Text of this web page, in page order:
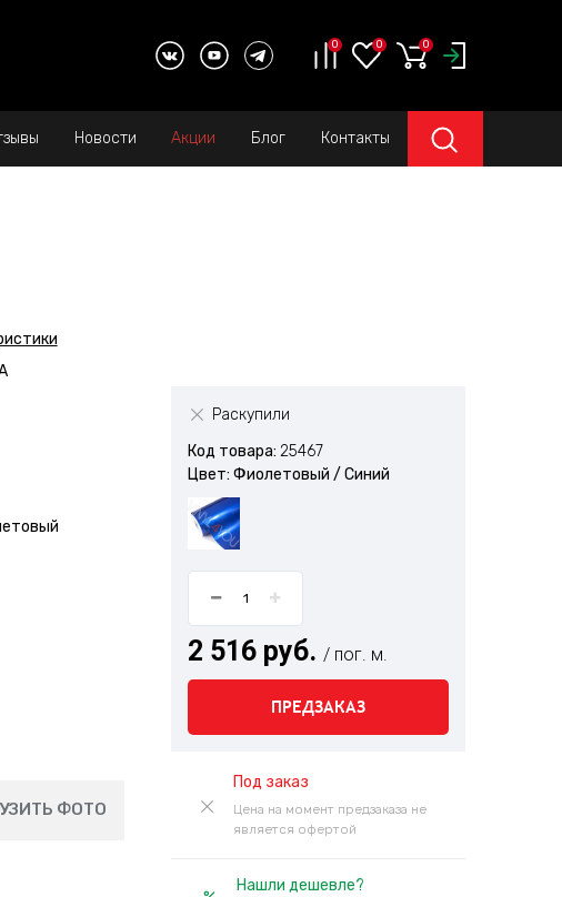
0 0 0
Новости Акции Блог Контакты
Раскупили
Код товара: 25467
Цвет: Фиолетовый / Синий
2 516 руб. / пог. м.
ПРЕДЗАКАЗ
Под заказ
Цена на момент предзаказа не
является офертой
Нашли дешевле?
ФОТО